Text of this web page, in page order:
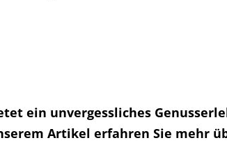
ein unvergessliches
Artikel erfahren Sie mehr